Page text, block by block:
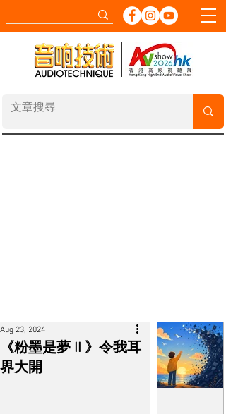
《粉墨是夢 II 》令我耳
界大開
Aug 23, 2024